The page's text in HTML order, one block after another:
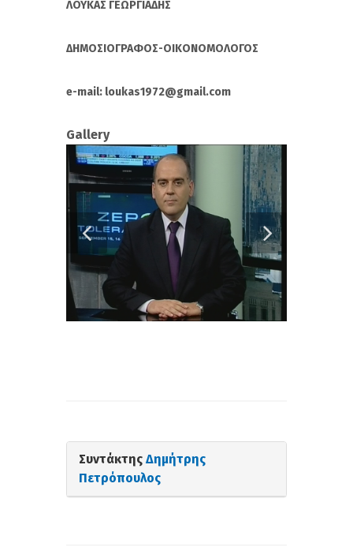
ΛΟΥΚΑΣ ΓΕΩΡΓΙΑΔΗΣ
ΔΗΜΟΣΙΟΓΡΑΦΟΣ-ΟΙΚΟΝΟΜΟΛΟΓΟΣ
e-mail: loukas1972@gmail.com
Gallery
Συντάκτης Δημήτρης
Πετρόπουλος